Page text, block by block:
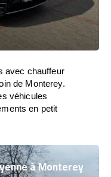
avec chauffeur
de Monterey.
véhicules
en petit
à Monterey